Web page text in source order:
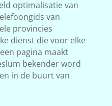
optimalisatie van
van
provincies
dienst die voor elke
pagina maakt
bekender word
in de buurt van